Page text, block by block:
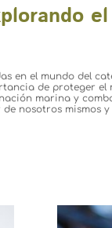
en el mundo del
de proteger
marina y
nosotros mismos